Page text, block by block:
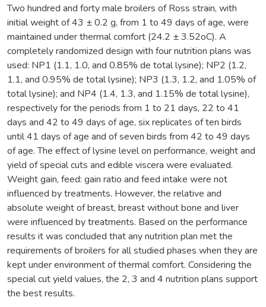
Two hundred and forty male broilers of Ross strain, with
initial weight of 43 ± 0.2 g, from 1 to 49 days of age, were
maintained under thermal comfort (24.2 ± 3.52oC). A
completely randomized design with four nutrition plans was
used: NP1 (1.1, 1.0, and 0.85% de total lysine); NP2 (1.2,
1.1, and 0.95% de total lysine); NP3 (1.3, 1.2, and 1.05% of
total lysine); and NP4 (1.4, 1.3, and 1.15% de total lysine),
respectively for the periods from 1 to 21 days, 22 to 41
days and 42 to 49 days of age, six replicates of ten birds
until 41 days of age and of seven birds from 42 to 49 days
of age. The effect of lysine level on performance, weight and
yield of special cuts and edible viscera were evaluated.
Weight gain, feed: gain ratio and feed intake were not
influenced by treatments. However, the relative and
absolute weight of breast, breast without bone and liver
were influenced by treatments. Based on the performance
results it was concluded that any nutrition plan met the
requirements of broilers for all studied phases when they are
kept under environment of thermal comfort. Considering the
special cut yield values, the 2, 3 and 4 nutrition plans support
the best results.